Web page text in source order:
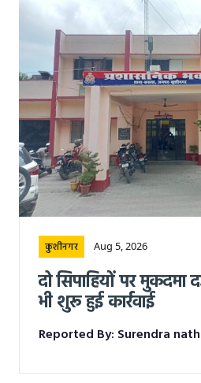
कुशीनगर Aug 5, 2026
दो सिपाहियों पर मुकदमा
भी शुरू हुई कार्रवाई
Reported By: Surendra